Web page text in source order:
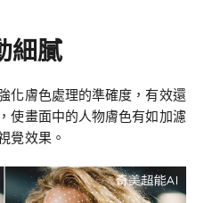
細膩
化膚色處理的準確度，有效還
使畫面中的人物膚色有如加濾
覺效果。